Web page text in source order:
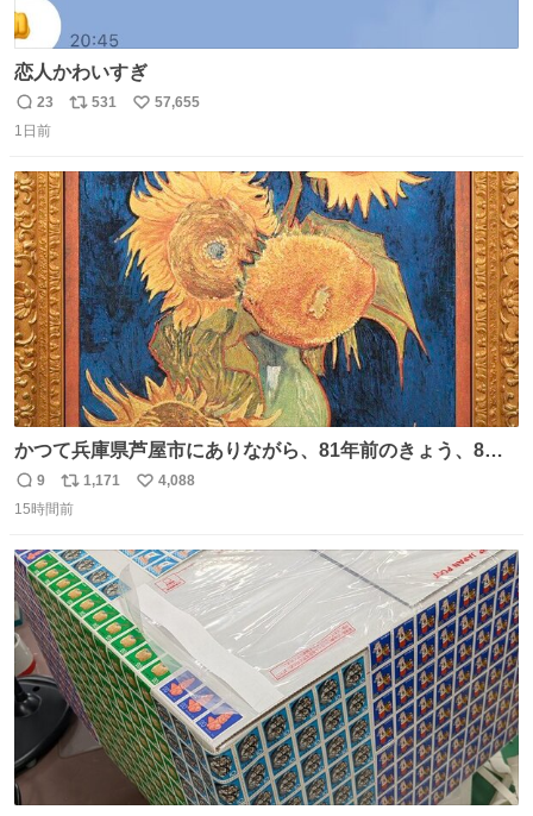
恋人かわいすぎ
返
信
23
リ
ト
数
531
い
数
57,655
1日前
かつて兵庫県芦屋市にありながら、81年前のきょう、8月6
日の阪神大空襲の折に残念ながら焼失した、 #ゴッホ の幻
の「 #ヒマワリ 」。 当館は、東京都にある武者小路実篤記
り陶板で原寸大に再現し、2014年より展示しています。 #
大塚国際美術館
返
信
9
リ
ポ
ト
数
1,171
い
数
4,088
15時間前